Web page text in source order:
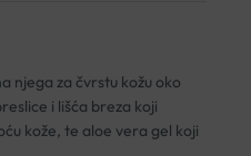
njega za čvrstu kožu oko
i lišća breza koji
kože, te aloe vera gel koji